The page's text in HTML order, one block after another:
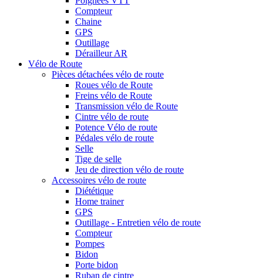
Compteur
Chaine
GPS
Outillage
Dérailleur AR
Vélo de Route
Pièces détachées vélo de route
Roues vélo de Route
Freins vélo de Route
Transmission vélo de Route
Cintre vélo de route
Potence Vélo de route
Pédales vélo de route
Selle
Tige de selle
Jeu de direction vélo de route
Accessoires vélo de route
Diététique
Home trainer
GPS
Outillage - Entretien vélo de route
Compteur
Pompes
Bidon
Porte bidon
Ruban de cintre